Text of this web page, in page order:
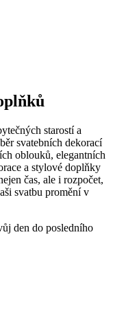
starostí a
svatebních dekorací
oblouků, elegantních
a stylové doplňky
čas, ale i rozpočet,
svatbu promění v
den do posledního